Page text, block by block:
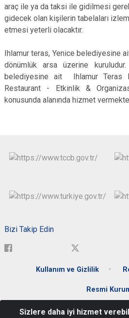
araç ile ya da taksi ile gidilmesi
gidecek olan kişilerin tabelaları
etmesi yeterli olacaktır.
Ihlamur teras, Yenice belediyesine
dönümlük arsa üzerine
belediyesine ait Ihlamur Teras
Restaurant - Etkinlik &
konusunda alanında hizmet
Bizi Takip Edin
Kullanım ve Gizlilik
Resmi
Yeşil Mahalle Atatürk Bulvarı
Sizlere daha iyi hizmet